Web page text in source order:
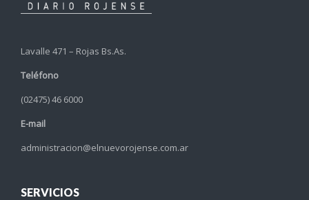
Lavalle 471 – Rojas Bs.As.
Teléfono
(02475) 46 6000
E-mail
administracion@elnuevorojense.com.ar
SERVICIOS